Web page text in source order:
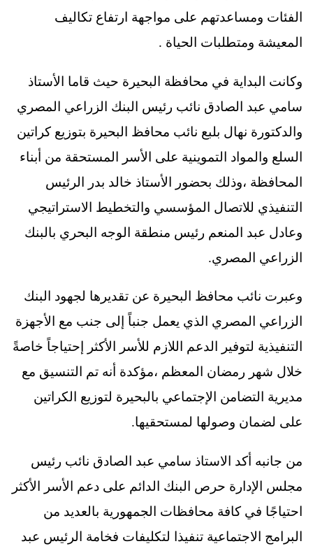
الفئات ومساعدتهم على مواجهة ارتفاع تكاليف
المعيشة ومتطلبات الحياة .
وكانت البداية في محافظة البحيرة حيث قاما الأستاذ
سامي عبد الصادق نائب رئيس البنك الزراعي المصري
والدكتورة نهال بلبع نائب محافظ البحيرة بتوزيع كراتين
السلع والمواد التموينية على الأسر المستحقة من أبناء
المحافظة ،وذلك بحضور الأستاذ خالد بدر الرئيس
التنفيذي للاتصال المؤسسي والتخطيط الاستراتيجي
وعادل عبد المنعم رئيس منطقة الوجه البحري بالبنك
الزراعي المصري.
وعبرت نائب محافظ البحيرة عن تقديرها لجهود البنك
الزراعي المصري الذي يعمل جنباً إلى جنب مع الأجهزة
التنفيذية لتوفير الدعم اللازم للأسر الأكثر إحتياجاً خاصةً
خلال شهر رمضان المعظم ،مؤكدة أنه تم التنسيق مع
مديرية التضامن الإجتماعي بالبحيرة لتوزيع الكراتين
على لضمان وصولها لمستحقيها.
من جانبه أكد الاستاذ سامي عبد الصادق نائب رئيس
مجلس الإدارة حرص البنك الدائم على دعم الأسر الأكثر
احتياجًا في كافة محافظات الجمهورية بالعديد من
البرامج الاجتماعية تنفيذا لتكليفات فخامة الرئيس عبد